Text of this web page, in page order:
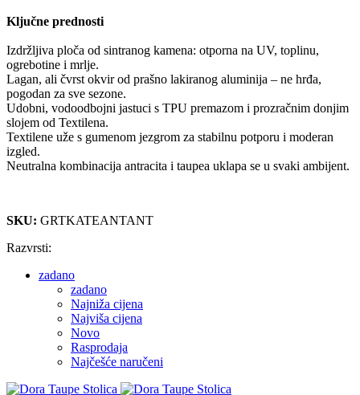
Ključne prednosti
Izdržljiva ploča od sintranog kamena: otporna na UV, toplinu,
ogrebotine i mrlje.
Lagan, ali čvrst okvir od prašno lakiranog aluminija – ne hrđa,
pogodan za sve sezone.
Udobni, vodoodbojni jastuci s TPU premazom i prozračnim donjim
slojem od Textilena.
Textilene uže s gumenom jezgrom za stabilnu potporu i moderan
izgled.
Neutralna kombinacija antracita i taupea uklapa se u svaki ambijent.
SKU: GRTKATEANTANT
Razvrsti:
zadano
zadano
Najniža cijena
Najviša cijena
Novo
Rasprodaja
Najčešće naručeni